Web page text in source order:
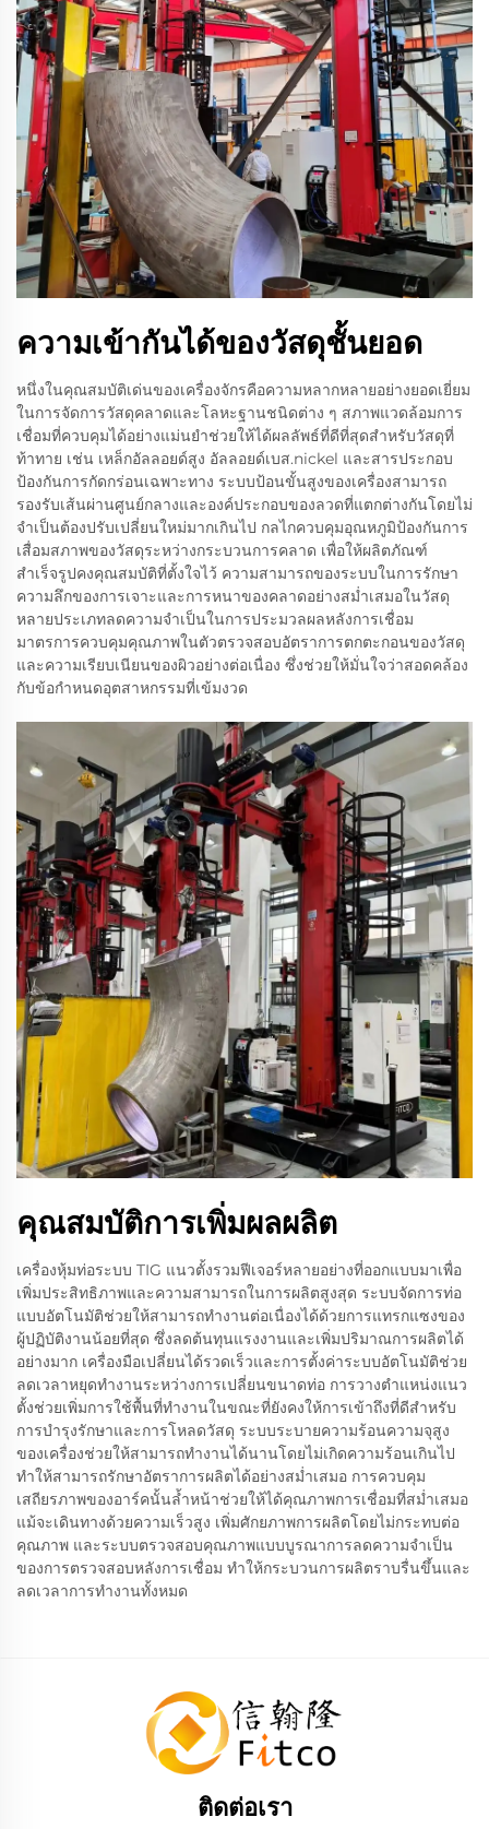
ความเข้ากันได้ของวัสดุชั้นยอด
หนึ่งในคุณสมบัติเด่นของเครื่องจักรคือความหลากหลายอย่างยอดเยี่ยม
ในการจัดการวัสดุคลาดและโลหะฐานชนิดต่าง ๆ สภาพแวดล้อมการ
เชื่อมที่ควบคุมได้อย่างแม่นยำช่วยให้ได้ผลลัพธ์ที่ดีที่สุดสำหรับวัสดุที่
ท้าทาย เช่น เหล็กอัลลอยด์สูง อัลลอยด์เบส.nickel และสารประกอบ
ป้องกันการกัดกร่อนเฉพาะทาง ระบบป้อนขั้นสูงของเครื่องสามารถ
รองรับเส้นผ่านศูนย์กลางและองค์ประกอบของลวดที่แตกต่างกันโดยไม่
จำเป็นต้องปรับเปลี่ยนใหม่มากเกินไป กลไกควบคุมอุณหภูมิป้องกันการ
เสื่อมสภาพของวัสดุระหว่างกระบวนการคลาด เพื่อให้ผลิตภัณฑ์
สำเร็จรูปคงคุณสมบัติที่ตั้งใจไว้ ความสามารถของระบบในการรักษา
ความลึกของการเจาะและการหนาของคลาดอย่างสม่ำเสมอในวัสดุ
หลายประเภทลดความจำเป็นในการประมวลผลหลังการเชื่อม
มาตรการควบคุมคุณภาพในตัวตรวจสอบอัตราการตกตะกอนของวัสดุ
และความเรียบเนียนของผิวอย่างต่อเนื่อง ซึ่งช่วยให้มั่นใจว่าสอดคล้อง
กับข้อกำหนดอุตสาหกรรมที่เข้มงวด
คุณสมบัติการเพิ่มผลผลิต
เครื่องหุ้มท่อระบบ TIG แนวตั้งรวมฟีเจอร์หลายอย่างที่ออกแบบมาเพื่อ
เพิ่มประสิทธิภาพและความสามารถในการผลิตสูงสุด ระบบจัดการท่อ
แบบอัตโนมัติช่วยให้สามารถทำงานต่อเนื่องได้ด้วยการแทรกแซงของ
ผู้ปฏิบัติงานน้อยที่สุด ซึ่งลดต้นทุนแรงงานและเพิ่มปริมาณการผลิตได้
อย่างมาก เครื่องมือเปลี่ยนได้รวดเร็วและการตั้งค่าระบบอัตโนมัติช่วย
ลดเวลาหยุดทำงานระหว่างการเปลี่ยนขนาดท่อ การวางตำแหน่งแนว
ตั้งช่วยเพิ่มการใช้พื้นที่ทำงานในขณะที่ยังคงให้การเข้าถึงที่ดีสำหรับ
การบำรุงรักษาและการโหลดวัสดุ ระบบระบายความร้อนความจุสูง
ของเครื่องช่วยให้สามารถทำงานได้นานโดยไม่เกิดความร้อนเกินไป
ทำให้สามารถรักษาอัตราการผลิตได้อย่างสม่ำเสมอ การควบคุม
เสถียรภาพของอาร์คนั้นล้ำหน้าช่วยให้ได้คุณภาพการเชื่อมที่สม่ำเสมอ
แม้จะเดินทางด้วยความเร็วสูง เพิ่มศักยภาพการผลิตโดยไม่กระทบต่อ
คุณภาพ และระบบตรวจสอบคุณภาพแบบบูรณาการลดความจำเป็น
ของการตรวจสอบหลังการเชื่อม ทำให้กระบวนการผลิตราบรื่นขึ้นและ
ลดเวลาการทำงานทั้งหมด
ติดต่อเรา